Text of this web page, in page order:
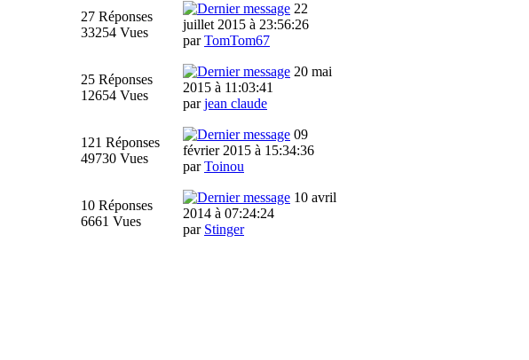
27 Réponses
33254 Vues
22
juillet 2015 à 23:56:26
parTomTom67
25 Réponses
12654 Vues
20 mai
2015 à 11:03:41
parjean claude
121 Réponses
49730 Vues
09
février 2015 à 15:34:36
parToinou
10 Réponses
6661 Vues
10 avril
2014 à 07:24:24
par Stinger